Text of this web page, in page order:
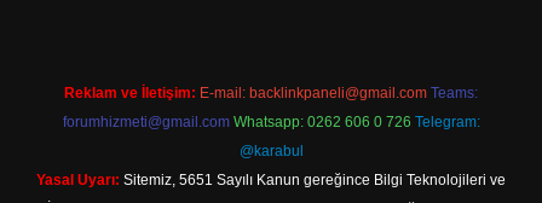
Reklam ve İletişim: E-mail: backlinkpaneli@gmail.com Teams:
forumhizmeti@gmail.com Whatsapp: 0262 606 0 726 Telegram:
@karabul
Yasal Uyarı: Sitemiz, 5651 Sayılı Kanun gereğince Bilgi Teknolojileri ve